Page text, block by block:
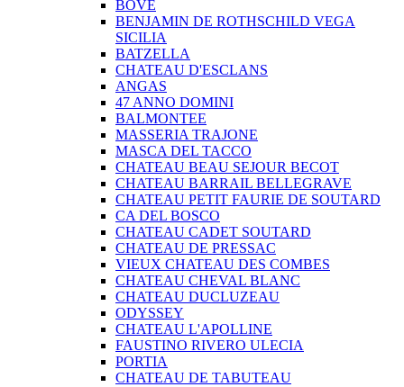
BOVE
BENJAMIN DE ROTHSCHILD VEGA
SICILIA
BATZELLA
CHATEAU D'ESCLANS
ANGAS
47 ANNO DOMINI
BALMONTEE
MASSERIA TRAJONE
MASCA DEL TACCO
CHATEAU BEAU SEJOUR BECOT
CHATEAU BARRAIL BELLEGRAVE
CHATEAU PETIT FAURIE DE SOUTARD
CA DEL BOSCO
CHATEAU CADET SOUTARD
CHATEAU DE PRESSAC
VIEUX CHATEAU DES COMBES
CHATEAU CHEVAL BLANC
CHATEAU DUCLUZEAU
ODYSSEY
CHATEAU L'APOLLINE
FAUSTINO RIVERO ULECIA
PORTIA
CHATEAU DE TABUTEAU